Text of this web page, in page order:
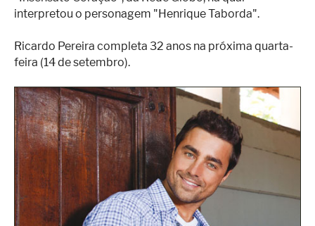
Contato
interpretou o personagem "Henrique Taborda".
Ricardo Pereira completa 32 anos na próxima quarta-
feira (14 de setembro).